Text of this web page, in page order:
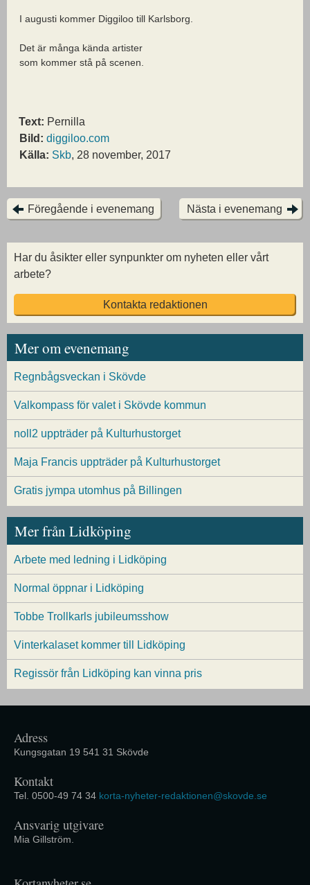
I augusti kommer Diggiloo till Karlsborg.
Det är många kända artister
som kommer stå på scenen.
Text: Pernilla
Bild: diggiloo.com
Källa: Skb, 28 november, 2017
Föregående i evenemang Nästa i evenemang
Har du åsikter eller synpunkter om nyheten eller vårt
arbete?
Kontakta redaktionen
Mer om evenemang
Regnbågsveckan i Skövde
Valkompass för valet i Skövde kommun
noll2 uppträder på Kulturhustorget
Maja Francis uppträder på Kulturhustorget
Gratis jympa utomhus på Billingen
Mer från Lidköping
Arbete med ledning i Lidköping
Normal öppnar i Lidköping
Tobbe Trollkarls jubileumsshow
Vinterkalaset kommer till Lidköping
Regissör från Lidköping kan vinna pris
Adress
Kungsgatan 19 541 31 Skövde
Kontakt
Tel. 0500-49 74 34 korta-nyheter-redaktionen@skovde.se
Ansvarig utgivare
Mia Gillström.